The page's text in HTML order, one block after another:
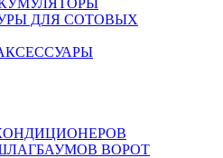
ДЛЯ СОТОВЫХ
ВОРОТ